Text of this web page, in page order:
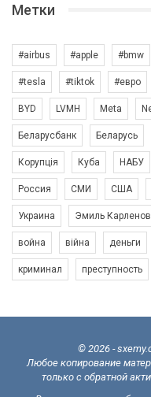
Метки
#airbus #apple #bmw
#tesla #tiktok #евро
BYD LVMH Meta
Беларусбанк Беларусь
Корупція Куба НАБУ
Россия СМИ США
Украина Эмиль
война війна деньги
криминал преступность
© 2026 -
Любое копирование
только с обратной